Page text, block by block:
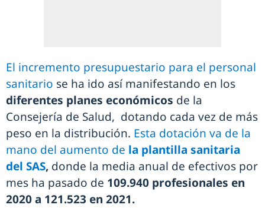
El incremento presupuestario para el personal
sanitario se ha ido así manifestando en los
diferentes planes económicos de la
Consejería de Salud, dotando cada vez de más
peso en la distribución. Esta dotación va de la
mano del aumento de la plantilla sanitaria
del SAS, donde la media anual de efectivos por
mes ha pasado de 109.940 profesionales en
2020 a 121.523 en 2021.